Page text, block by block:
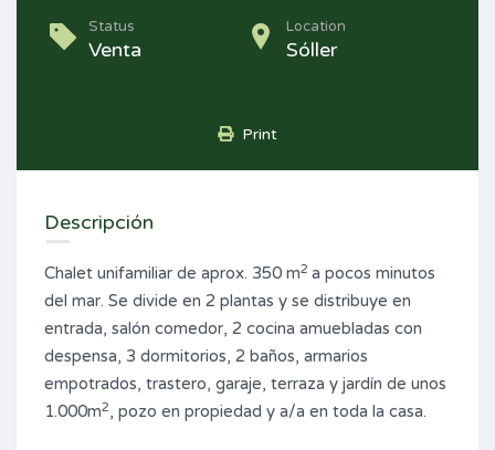
Status
Venta
Location
Sóller
Print
Descripción
Chalet unifamiliar de aprox. 350 m2 a pocos minutos
del mar. Se divide en 2 plantas y se distribuye en
entrada, salón comedor, 2 cocina amuebladas con
despensa, 3 dormitorios, 2 baños, armarios
empotrados, trastero, garaje, terraza y jardín de unos
1.000m2, pozo en propiedad y a/a en toda la casa.